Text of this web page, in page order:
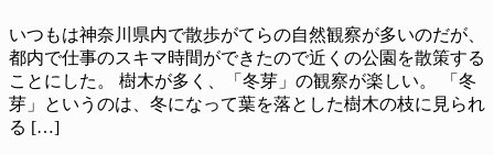
いつもは神奈川県内で散歩がてらの自然観察が多いのだが、
都内で仕事のスキマ時間ができたので近くの公園を散策する
ことにした。 樹木が多く、「冬芽」の観察が楽しい。 「冬
芽」というのは、冬になって葉を落とした樹木の枝に見られ
る […]